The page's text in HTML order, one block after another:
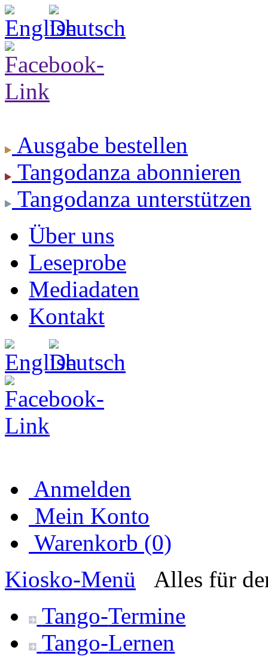
Ausgabe bestellen
Tangodanza abonnieren
Tangodanza unterstützen
Über uns
Leseprobe
Mediadaten
Kontakt
Anmelden
Mein Konto
Warenkorb (0)
Kiosko-Menü
Alles für
Tango-Termine
Tango-Lernen